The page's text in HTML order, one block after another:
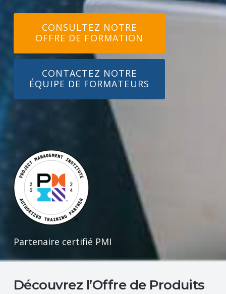
CONSULTEZ NOTRE
OFFRE DE FORMATION
CONTACTEZ NOTRE
ÉQUIPE DE FORMATEURS
Partenaire certifié PMI
Découvrez l’Offre de Produits